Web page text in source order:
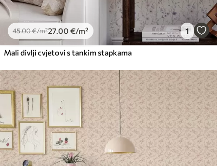
45.00€/m²27.00 €/m² 1
Mali divlji cvjetovi s tankim stapkama